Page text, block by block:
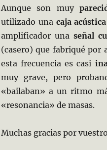
Aunque son muy
utilizado una caja acústica
amplificador unaseñal
(casero) que fabriqué por
esta frecuencia es casi
muy grave, pero
«bailaban» a un ritmo
«resonancia» de masas.
Muchas gracias por